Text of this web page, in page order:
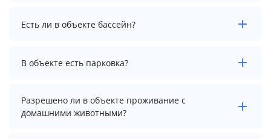
Заезд возможен после 14:00, а выезд необходимо
Есть ли в объекте бассейн?
В объекте нет бассейна.
В объекте есть парковка?
В объекте есть парковка, уточните информацию
перед бронированием у менеджера, возможно, услуга
оплачивается отдельно.
Разрешено ли в объекте проживание с
домашними животными?